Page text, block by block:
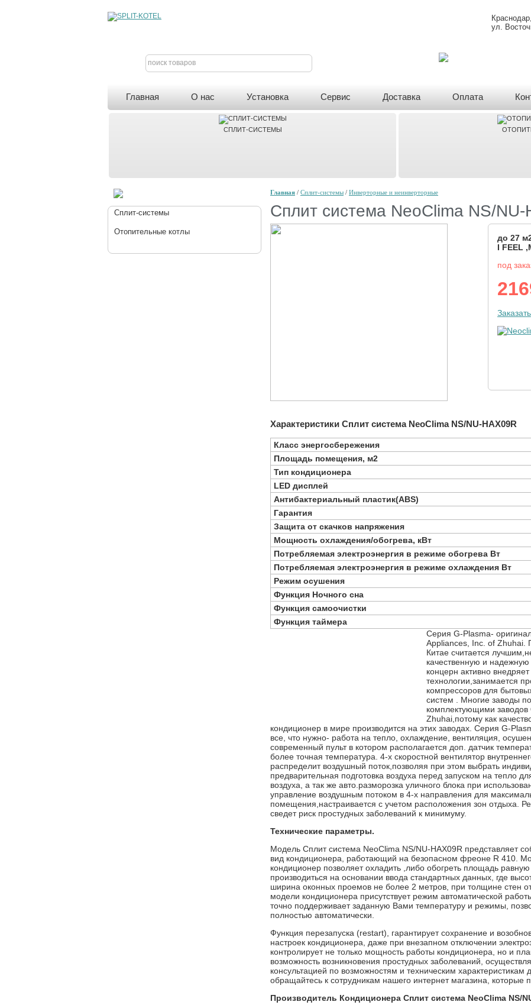
Краснодар,
ул.
поиск товаров
Главная О нас Установка Сервис Доставка Оплата
СПЛИТ-СИСТЕМЫ
Сплит-системы
Отопительные котлы
Главная / Сплит-системы / Инверторные и неинверторные
Сплит система NeoClima NS/NU-
до 27
I FEEL
под
Заказать
Характеристики Сплит система NeoClima NS/NU-HAX09R
Класс энергосбережения
Площадь помещения, м2
Тип кондиционера
LED дисплей
Антибактериальный пластик(ABS)
Гарантия
Защита от скачков напряжения
Мощность охлаждения/обогрева, кВт
Потребляемая электроэнергия в режиме обогрева Вт
Потребляемая электроэнергия в режиме охлаждения Вт
Режим осушения
Функция Ночного сна
Функция самоочистки
Функция таймера
Серия G-Plasma-
Appliances, Inc. of Zhuhai.
Китае считается
качественную и
концерн активно
технологии,занимается
компрессоров для
систем . Многие заводы
комплектующими заводов
Zhuhai,потому как
кондиционер в мире производится на этих заводах. Серия G-
все, что нужно- работа на тепло, охлаждение, вентиляция,
современный пульт в котором располагается доп. датчик
более точная температура. 4-х скоростной вентилятор
распределит воздушный поток,позволяя при этом выбрать
предварительная подготовка воздуха перед запуском на тепло
воздуха, а так же авто.разморозка уличного блока при
управление воздушным потоком в 4-х направления для
помещения,настраивается с учетом расположения зон отдыха.
сведет риск простудных заболеваний к минимуму.
Технические параметры.
Модель Сплит система NeoClima NS/NU-HAX09R представляет
вид кондиционера, работающий на безопасном фреоне R 410.
кондиционер позволяет охладить ,либо обогреть площадь
производиться на основании ввода стандартных данных, где
ширина оконных проемов не более 2 метров, при толщине стен
модели кондиционера присутствует режим автоматической
точно поддерживает заданную Вами температуру и режимы,
полностью автоматически.
Функция перезапуска (restart), гарантирует сохранение и
настроек кондиционера, даже при внезапном отключении
контролирует не только мощность работы кондиционера, но и
возможность возникновения простудных заболеваний,
консультацией по возможностям и техническим
обращайтесь к сотрудникам нашего интернет магазина, которые
Производитель Кондиционера Сплит система NeoClima NS/